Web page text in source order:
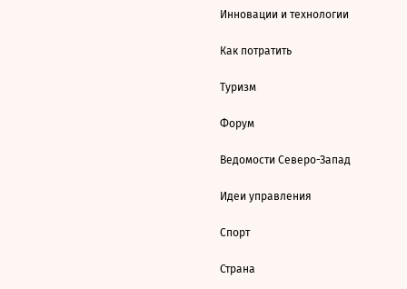
Инновации и технологии
Как потратить
Туризм
Форум
Ведомости Северо-Запад
Идеи управления
Спорт
Страна